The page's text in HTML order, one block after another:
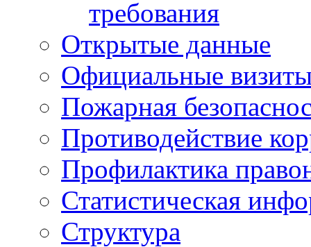
требования
Открытые данные
Официальные
Пожарная
Противодействие
Профилактика
Статистическая
Структура